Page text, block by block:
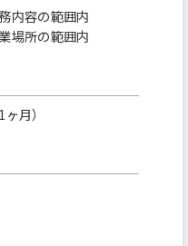
内容の範囲内
場所の範囲内
月）